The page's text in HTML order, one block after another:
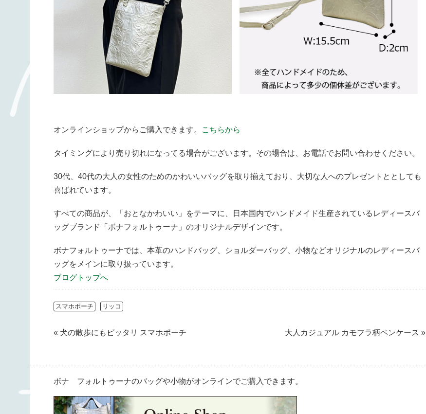
オンラインショップからご購入できます。 こちらから
タイミングにより売り切れになってる場合がございます。その場合は、お電話でお問い合わせください。
30代、40代の大人の女性のためのかわいいバッグを取り揃えており、大切な人へのプレゼントととしても
喜ばれています。
すべての商品が、「おとなかわいい」をテーマに、日本国内でハンドメイド生産されているレディースバ
ッグブランド「ボナフォルトゥーナ」のオリジナルデザインです。
ボナフォルトゥーナでは、本革のハンドバッグ、ショルダーバッグ、小物などオリジナルのレディースバ
ッグをメインに取り扱っています。
ブログトップへ
スマホポーチ リッコ
« 犬の散歩にもピッタリ スマホポーチ 大人カジュアル カモフラ柄ペンケース »
ボナ フォルトゥーナのバッグや小物がオンラインでご購入できます。